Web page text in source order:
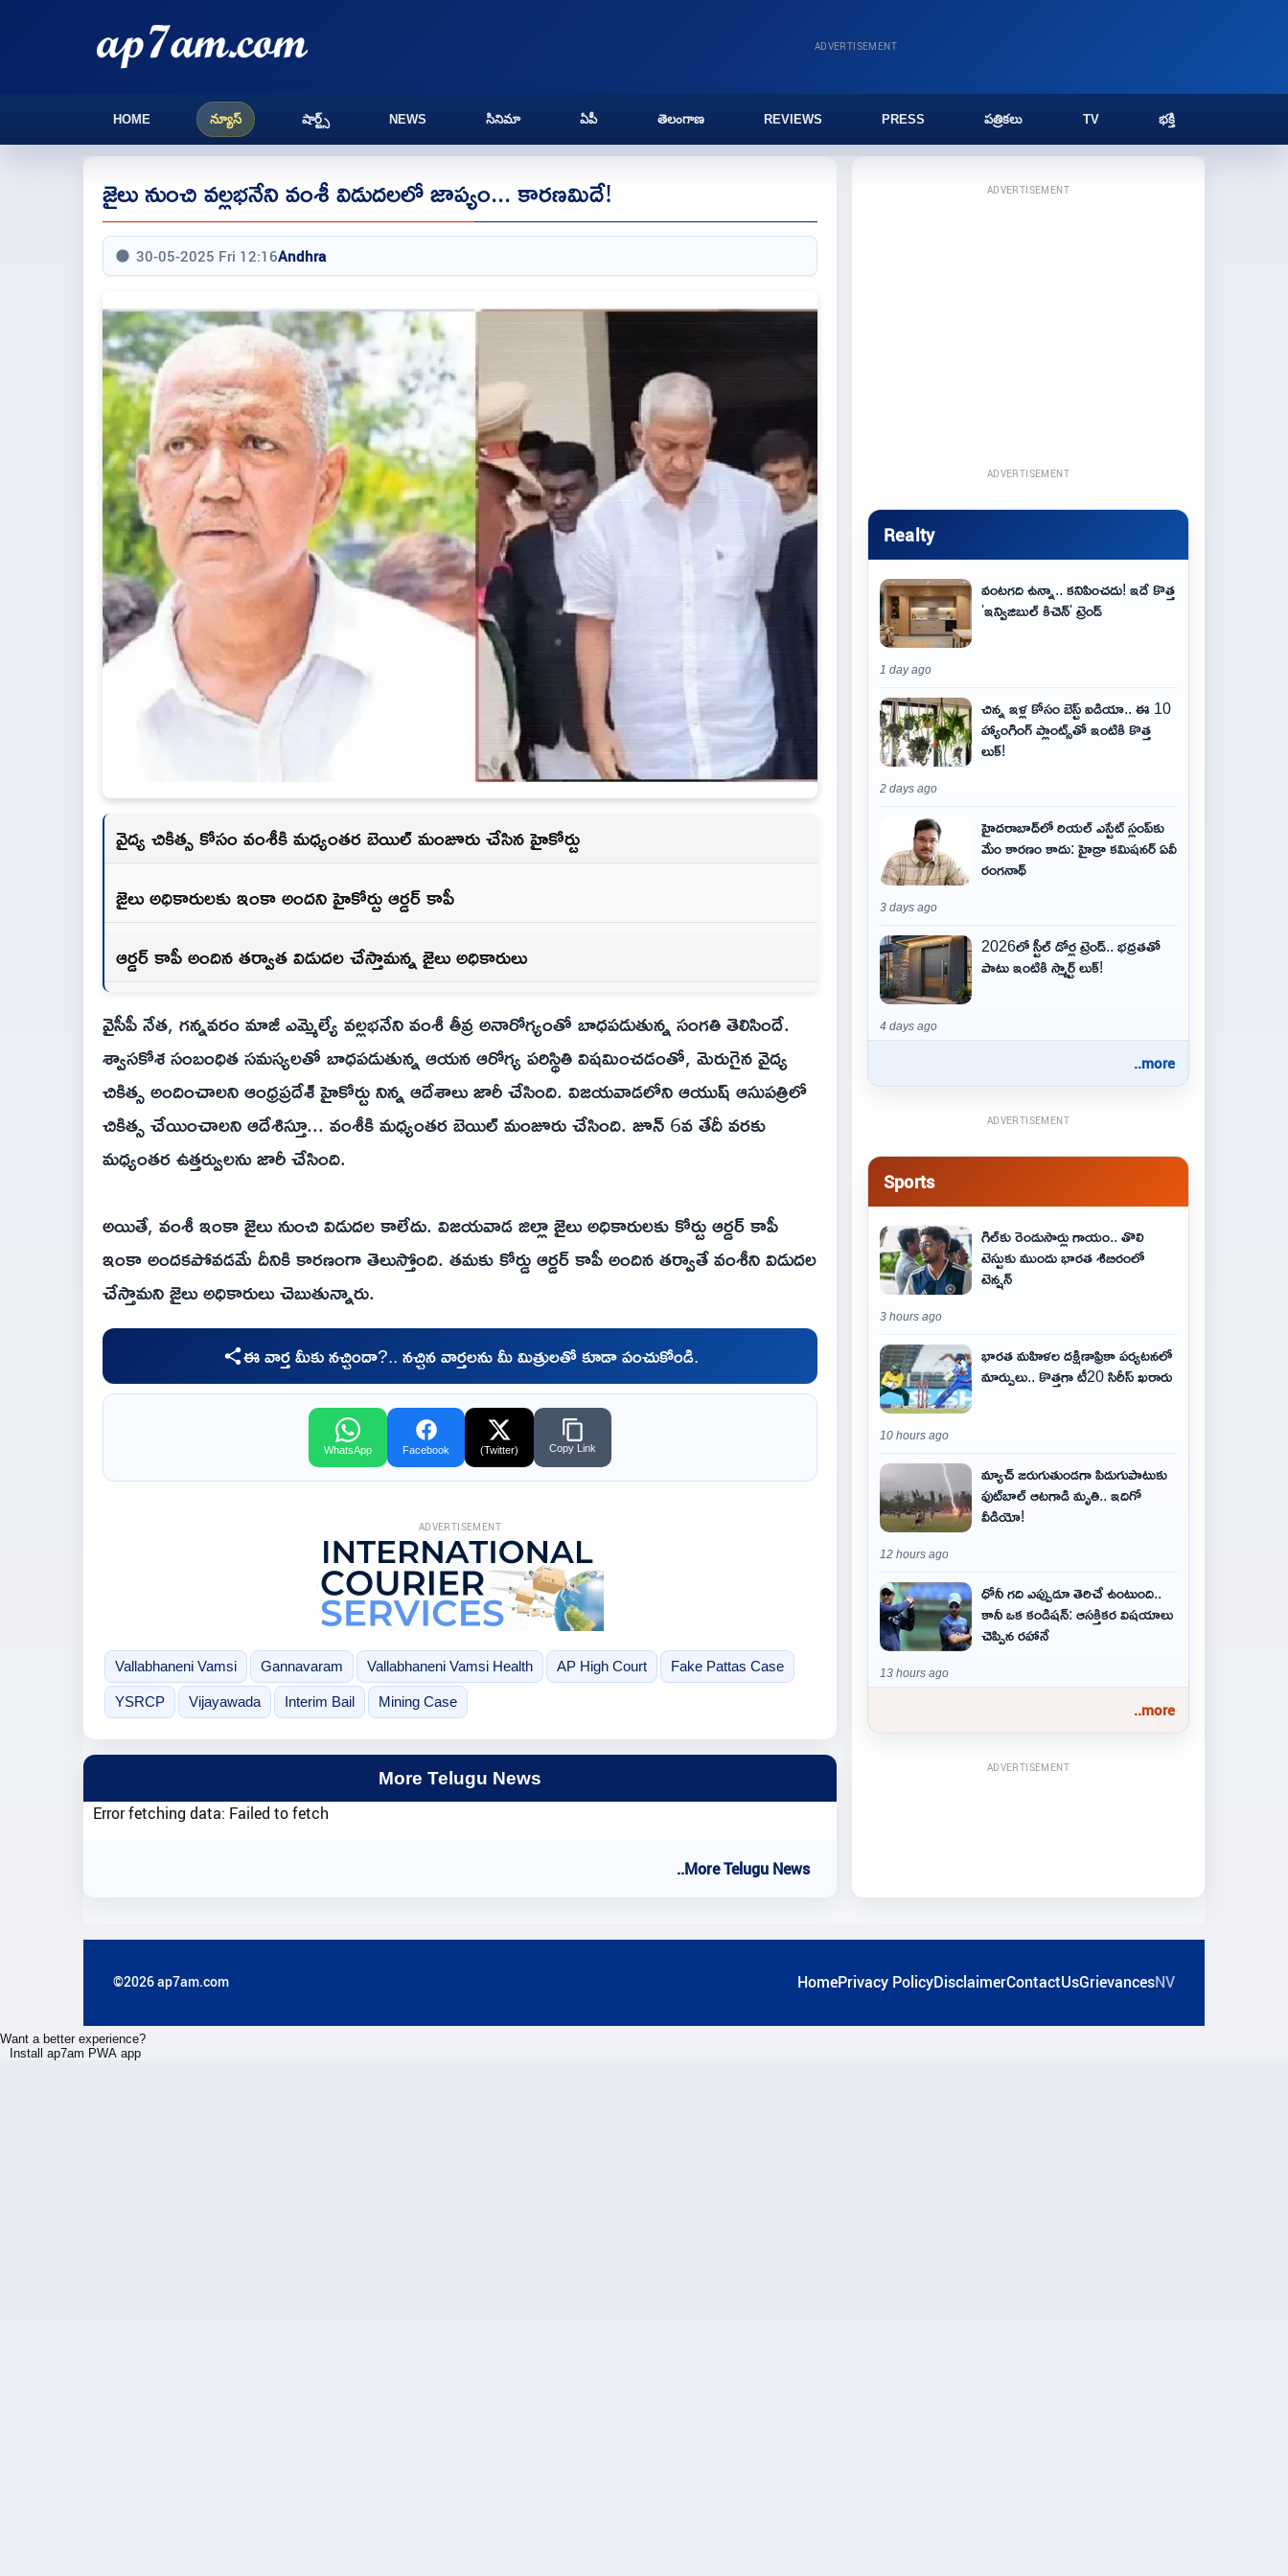
ADVERTISEMENT
HOME న్యూస్ షార్ట్స్ NEWS సినిమా ఏపీ తెలంగాణ REVIEWS PRESS పత్రికలు TV భక్తి
జైలు నుంచి వల్లభనేని వంశీ విడుదలలో జాప్యం... కారణమిదే!
30-05-2025 Fri 12:16Andhra
వైద్య చికిత్స కోసం వంశీకి మధ్యంతర బెయిల్ మంజూరు చేసిన హైకోర్టు
జైలు అధికారులకు ఇంకా అందని హైకోర్టు ఆర్డర్ కాపీ
ఆర్డర్ కాపీ అందిన తర్వాత విడుదల చేస్తామన్న జైలు అధికారులు
వైసీపీ నేత, గన్నవరం మాజీ ఎమ్మెల్యే వల్లభనేని వంశీ తీవ్ర అనారోగ్యంతో బాధపడుతున్న సంగతి తెలిసిందే.
శ్వాసకోశ సంబంధిత సమస్యలతో బాధపడుతున్న ఆయన ఆరోగ్య పరిస్థితి విషమించడంతో, మెరుగైన వైద్య
చికిత్స అందించాలని ఆంధ్రప్రదేశ్ హైకోర్టు నిన్న ఆదేశాలు జారీ చేసింది. విజయవాడలోని ఆయుష్ ఆసుపత్రిలో
చికిత్స చేయించాలని ఆదేశిస్తూ... వంశీకి మధ్యంతర బెయిల్ మంజూరు చేసింది. జూన్ 6వ తేదీ వరకు
మధ్యంతర ఉత్తర్వులను జారీ చేసింది.
అయితే, వంశీ ఇంకా జైలు నుంచి విడుదల కాలేదు. విజయవాడ జిల్లా జైలు అధికారులకు కోర్టు ఆర్డర్ కాపీ
ఇంకా అందకపోవడమే దీనికి కారణంగా తెలుస్తోంది. తమకు కోర్డు ఆర్డర్ కాపీ అందిన తర్వాతే వంశీని విడుదల
చేస్తామని జైలు అధికారులు చెబుతున్నారు.
ఈ వార్త మీకు నచ్చిందా?.. నచ్చిన వార్తలను మీ మిత్రులతో కూడా పంచుకోండి.
WhatsApp Facebook (Twitter) Copy Link
ADVERTISEMENT
Vallabhaneni Vamsi Gannavaram Vallabhaneni Vamsi Health AP High Court Fake Pattas Case
YSRCP Vijayawada Interim Bail Mining Case
More Telugu News
Error fetching data: Failed to fetch
..More Telugu News
ADVERTISEMENT
ADVERTISEMENT
Realty
వంటగది ఉన్నా.. కనిపించదు! ఇదే కొత్త
'ఇన్విజిబుల్ కిచెన్' ట్రెండ్
1 day ago
చిన్న ఇళ్ల కోసం బెస్ట్ ఐడియా.. ఈ 10
హ్యాంగింగ్ ప్లాంట్స్‌తో ఇంటికి కొత్త
లుక్!
2 days ago
హైదరాబాద్‌లో రియల్ ఎస్టేట్ స్లంప్‌కు
మేం కారణం కాదు: హైడ్రా కమిషనర్ ఏవీ
రంగనాథ్
3 days ago
2026లో స్టీల్ డోర్ల ట్రెండ్.. భద్రతతో
పాటు ఇంటికి స్మార్ట్ లుక్!
4 days ago
..more
ADVERTISEMENT
Sports
గిల్‌కు రెండుసార్లు గాయం.. తొలి
టెస్టుకు ముందు భారత శిబిరంలో
టెన్షన్
3 hours ago
భారత మహిళల దక్షిణాఫ్రికా పర్యటనలో
మార్పులు.. కొత్తగా టీ20 సిరీస్ ఖరారు
10 hours ago
మ్యాచ్ జరుగుతుండగా పిడుగుపాటుకు
ఫుట్‌బాల్ ఆటగాడి మృతి.. ఇదిగో
వీడియో!
12 hours ago
ధోనీ గది ఎప్పుడూ తెరిచే ఉంటుంది..
కానీ ఒక కండిషన్: ఆసక్తికర విషయాలు
చెప్పిన రహానే
13 hours ago
..more
ADVERTISEMENT
©2026 ap7am.com HomePrivacy PolicyDisclaimerContactUsGrievancesNV
Want a better experience?
Install ap7am PWA app